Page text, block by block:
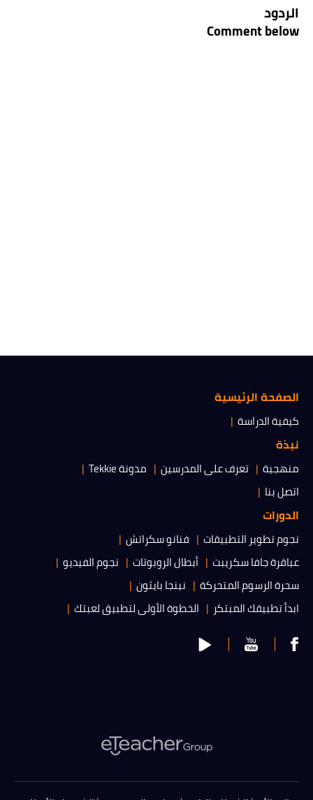
الردود
Comment below
الصفحة الرئيسية
كيفية الدراسة
نبذة
منهجية تعرف على المدرسين
مدونة Tekkie
اتصل بنا
الدورات
نجوم تطوير التطبيقات
فنانو سكراتش
عباقرة جافا سكريبت
أبطال الروبوتات
نجوم الفيديو
سحرة الرسوم المتحركة
نينجا بايثون
ابدأ تطبيقك المبتكر
الخطوة الأولى لتطبيق لعبتك